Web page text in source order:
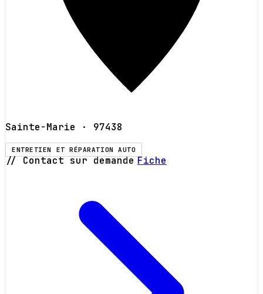
Sainte-Marie · 97438
ENTRETIEN ET RÉPARATION AUTO
// Contact sur demande Fiche